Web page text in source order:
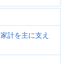
計を主に支え